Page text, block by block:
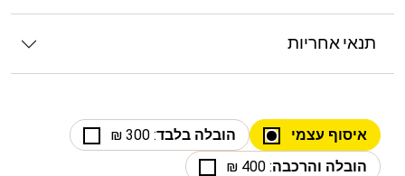
תנאי אחריות
איסוף עצמי הובלה בלבד: 300 ₪
הובלה והרכבה: 400 ₪